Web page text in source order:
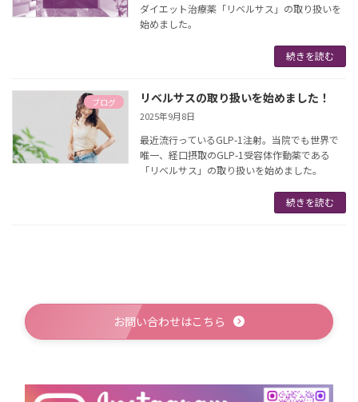
ダイエット治療薬「リベルサス」の取り扱いを
始めました。
続きを読む
ブログ リベルサスの取り扱いを始めました！
2025年9月8日
最近流行っているGLP-1注射。当院でも世界で
唯一、経口摂取のGLP-1受容体作動薬である
「リベルサス」の取り扱いを始めました。
続きを読む
お問い合わせはこちら